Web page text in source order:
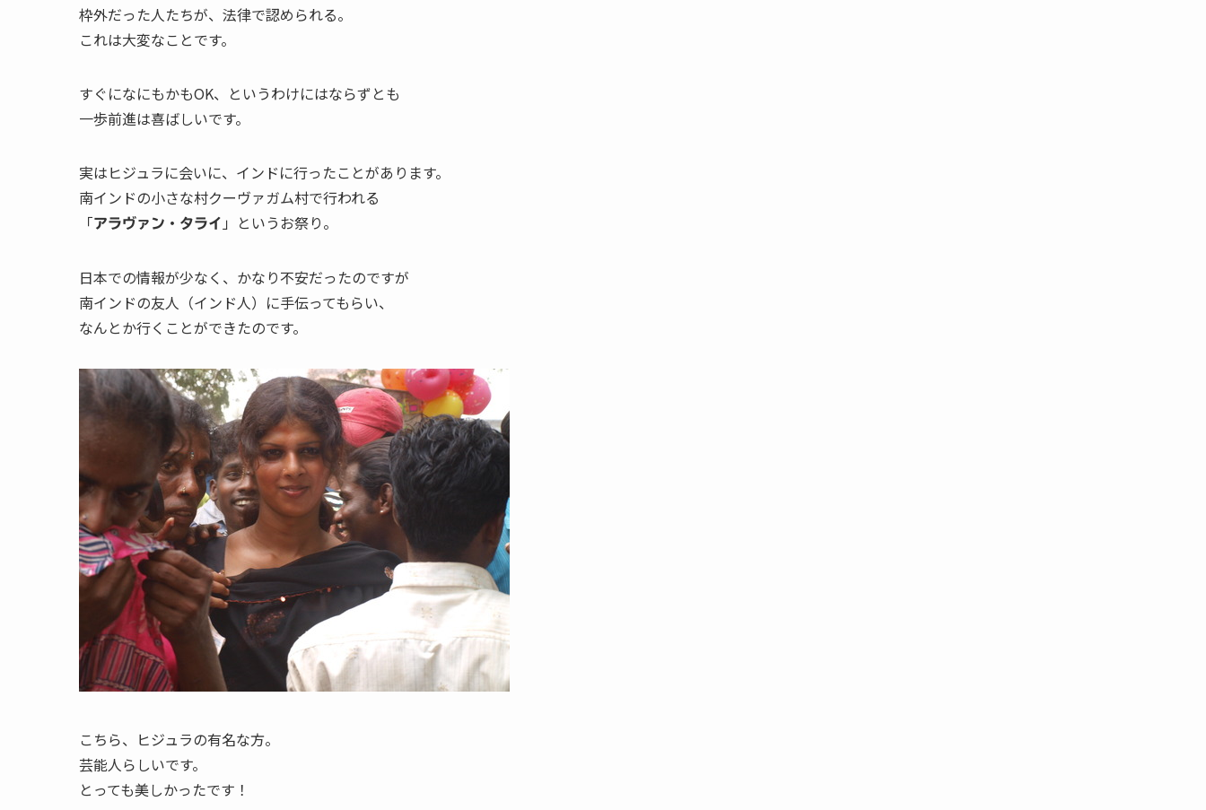
枠外だった人たちが、法律で認められる。
これは大変なことです。
すぐになにもかもOK、というわけにはならずとも
一歩前進は喜ばしいです。
実はヒジュラに会いに、インドに行ったことがあります。
南インドの小さな村クーヴァガム村で行われる
「アラヴァン・タライ 」というお祭り。
日本での情報が少なく、かなり不安だったのですが
南インドの友人（インド人）に手伝ってもらい、
なんとか行くことができたのです。
こちら、ヒジュラの有名な方。
芸能人らしいです。
とっても美しかったです！